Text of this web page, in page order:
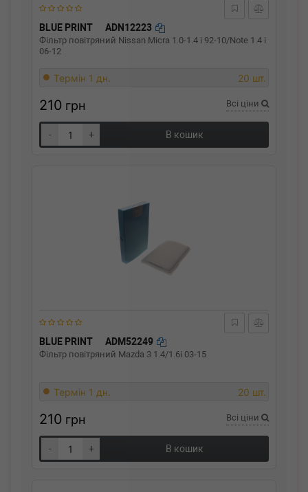
BLUE PRINT ADN12223
Фільтр повітряний Nissan Micra 1.0-1.4 i 92-10/Note 1.4 i
06-12
Термін 1 дн. 20 шт.
210 грн Всі ціни
- + В кошик
BLUE PRINT ADM52249
Фільтр повітряний Mazda 3 1.4/1.6i 03-15
Термін 1 дн. 20 шт.
210 грн Всі ціни
- + В кошик